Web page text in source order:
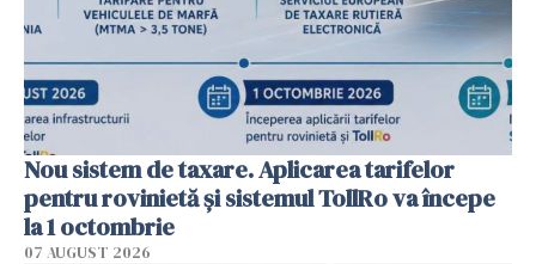
Nou sistem de taxare. Aplicarea tarifelor
pentru rovinietă şi sistemul TollRo va începe
la 1 octombrie
07 AUGUST 2026